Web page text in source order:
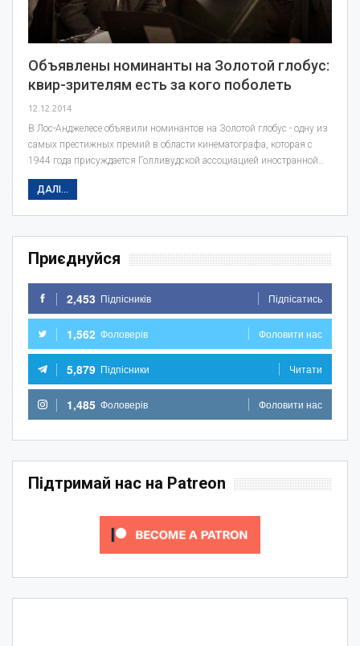
Объявлены номинанты на Золотой глобус:
квир-зрителям есть за кого поболеть
12.12.2014
В Лос-Анджелесе объявили номинантов на Золотой глобус - одну из
самых престижных премий в области кинематографа, которая с
1944 года присуждается Голливудской ассоциацией иностранной…
ДАЛІ...
Приєднуйся
2,453 Підпісників Підпісатись
1,562 Фоловерів Фоловити нас
5,879 Підпісники Читати
1,485 Фоловерів Фоловити нас
Підтримай нас на Patreon